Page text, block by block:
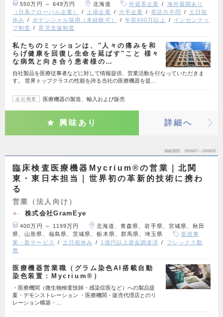
550万円 ～ 649万円 北海道 外資系企業
海外展開あり
（日系グローバル企業）
上場企業 大手企業 英語力不問
土日祝
休み
ポテンシャル採用（未経験可） 年収600万以上
インセンティ
ブ制度
育児支援制度
私たちのミッションは、″人々の痛みを和
らげ健康を回復し生命を延ばす″こと 様々
な病気と向き合う患者様の…
自社製品を医療従事者などに対して情報提供、営業活動を行なっていただきま
す。 世界トップクラスの性能を誇る当社の医療機器を提…
会社概要 医療機器の製造、輸入および販売
興味あり 詳細へ
掲載期間 26/08/07～26/08/20
臨床検査医療機器Mycrium®の営業｜北関
東・東日本担当｜世界初の革新的技術に携わ
る
営業（法人向け）
株式会社GramEye
400万円 ～ 1199万円
北海道、青森県、岩手県、宮城県、秋田
県、山形県、福島県、茨城県、栃木県、群馬県、埼玉県
新規事
業・新サービス
土日祝休み 1億円以上資金調達済
フレックス勤
務
医療機器営業職（グラム染色AI搭載自動
染色装置：Mycrium®）
・医療機関（微生物検査技師・感染症医など）への製品提
案・デモンストレーション ・医療機関・販売代理店とのリ
レーション構築・…